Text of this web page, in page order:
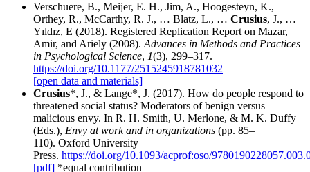
Verschuere, B., Meijer, E. H., Jim, A., Hoogesteyn, K.,
Orthey, R., McCarthy, R. J., … Blatz, L., … Crusius, J., …
Yıldız, E (2018). Registered Replication Report on Mazar,
Amir, and Ariely (2008). Advances in Methods and Practices
in Psychological Science, 1(3), 299–317.
https://doi.org/10.1177/2515245918781032
[open data and materials]
Crusius*, J., & Lange*, J. (2017). How do people respond to
threatened social status? Moderators of benign versus
malicious envy. In R. H. Smith, U. Merlone, & M. K. Duffy
(Eds.), Envy at work and in organizations (pp. 85–
110). Oxford University
Press. https://doi.org/10.1093/acprof:oso/
[pdf] *equal contribution